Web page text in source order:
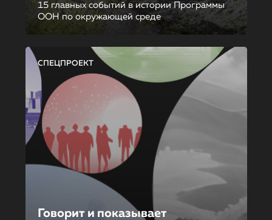
15 главных событий в истории Программы
ООН по окружающей среде
СПЕЦПРОЕКТ
Говорит и показывает